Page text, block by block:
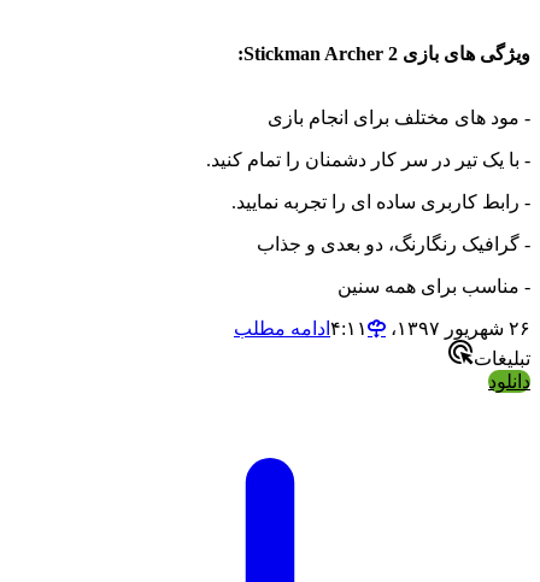
ویژگی های بازی Stickman Archer 2:
- مود های مختلف برای انجام بازی
- با یک تیر در سر کار دشمنان را تمام کنید.
- رابط کاربری ساده ای را تجربه نمایید.
- گرافیک رنگارنگ، دو بعدی و جذاب
- مناسب برای همه سنین
۲۶ شهریور ۱۳۹۷،‏ ۴:۱۱
ادامه مطلب
تبلیغات
دانلود